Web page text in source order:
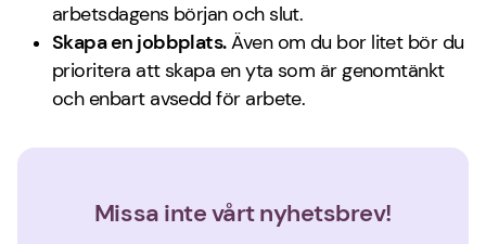
arbetsdagens början och slut.
Skapa en jobbplats.Även om du bor litet bör du
prioritera att skapa en yta som är genomtänkt
och enbart avsedd för arbete.
Missa inte vårt nyhetsbrev!